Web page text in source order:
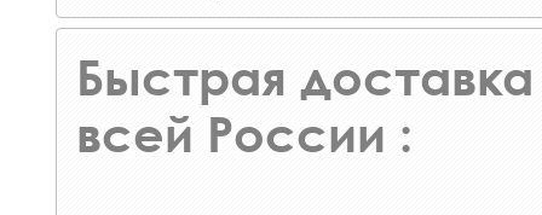
Быстрая доставка
всей России :